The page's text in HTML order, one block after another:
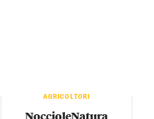
AGRICOLTORI
NoccioleNatura